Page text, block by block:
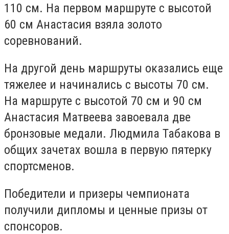
110 см. На первом маршруте с высотой
60 см Анастасия взяла золото
соревнований.
На другой день маршруты оказались еще
тяжелее и начинались с высоты 70 см.
На маршруте с высотой 70 см и 90 см
Анастасия Матвеева завоевала две
бронзовые медали. Людмила Табакова в
общих зачетах вошла в первую пятерку
спортсменов.
Победители и призеры чемпионата
получили дипломы и ценные призы от
спонсоров.